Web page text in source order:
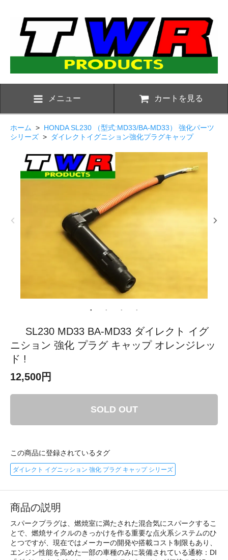
メニュー カートを見る
ホーム > HONDA SL230 （型式:MD33/BA-MD33） 強化パーツ
シリーズ > ダイレクトイグニション強化プラグキャップ
SL230 MD33 BA-MD33 ダイレクト イグ
ニション 強化 プラグ キャップ オレンジレッ
ド !
12,500円
SOLD OUT
この商品に登録されているタグ
ダイレクト イグニッション 強化 プラグ キャップ シリーズ
商品の説明
スパークプラグは、燃焼室に満たされた混合気にスパークするこ
とで、燃焼サイクルのきっかけを作る重要な点火系システムのひ
とつですが、現在ではメーカーの開発や搭載コスト制限もあり、
エンジン性能を高めた一部の車種のみに装備されている通称：DI